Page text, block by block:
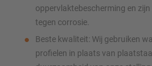
oppervlaktebescherming en
tegen corrosie.
Beste kwaliteit: Wij gebruiken
profielen in plaats van